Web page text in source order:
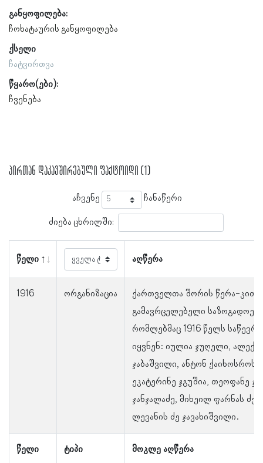
განყოფილება:
ჩოხატაურის განყოფილება
ქსელი
ჩატვირთვა
წყარო(ები):
ჩვენება
პირთან დაკავშირებული ფაქტოიდი (1)
აჩვენე ჩანაწერი
ძიება ცხრილში:
წელი აღწერა
წელი ტიპი მოკლე აღწერა
1916 ორგანიზაცია
ქართველთა შორის წერა-
გამავრცელებელი
რომლებმაც 1916 წელს
იყვნენ: იულია ჯუღელი,
ჯაბაშვილი, ანტონ ქაიხოსროს
ეკატერინე ჯგუშია, თეოფანე
ჯანჯალაძე, მიხეილ ფარნას ძე
ლევანის ძე ჯავახიშვილი.